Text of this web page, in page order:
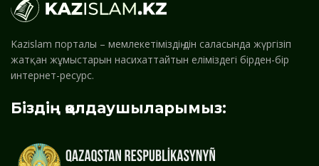
Kazislam порталы – мемлекетіміздің дін саласында жүргізіп
жатқан жұмыстарын насихаттайтын еліміздегі бірден-бір
интернет-ресурс.
Біздің қолдаушыларымыз: